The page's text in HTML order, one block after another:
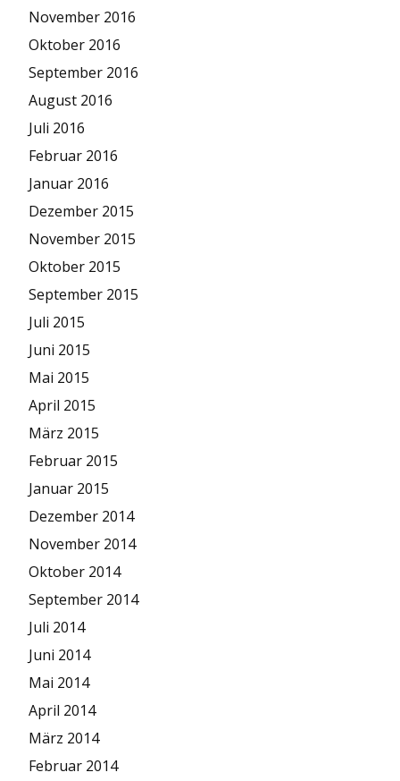
November 2016
Oktober 2016
September 2016
August 2016
Juli 2016
Februar 2016
Januar 2016
Dezember 2015
November 2015
Oktober 2015
September 2015
Juli 2015
Juni 2015
Mai 2015
April 2015
März 2015
Februar 2015
Januar 2015
Dezember 2014
November 2014
Oktober 2014
September 2014
Juli 2014
Juni 2014
Mai 2014
April 2014
März 2014
Februar 2014